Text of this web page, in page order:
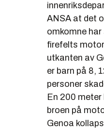
ANSA at det
omkomne
firefelts
utkanten av
er barn på 8,
personer
En 200
broen på
Genoa